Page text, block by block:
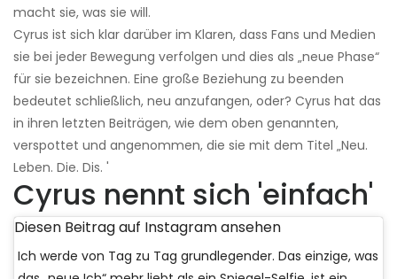
macht sie, was sie will.
Cyrus ist sich klar darüber im Klaren, dass Fans und Medien
sie bei jeder Bewegung verfolgen und dies als „neue Phase“
für sie bezeichnen. Eine große Beziehung zu beenden
bedeutet schließlich, neu anzufangen, oder? Cyrus hat das
in ihren letzten Beiträgen, wie dem oben genannten,
verspottet und angenommen, die sie mit dem Titel „Neu.
Leben. Die. Dis. '
Cyrus nennt sich 'einfach'
Diesen Beitrag auf Instagram ansehen
Ich werde von Tag zu Tag grundlegender. Das einzige, was